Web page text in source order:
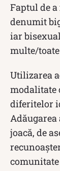
Faptul de a
denumit
iar
multe/
Utilizarea
modalitate
diferitelor
joacă, de